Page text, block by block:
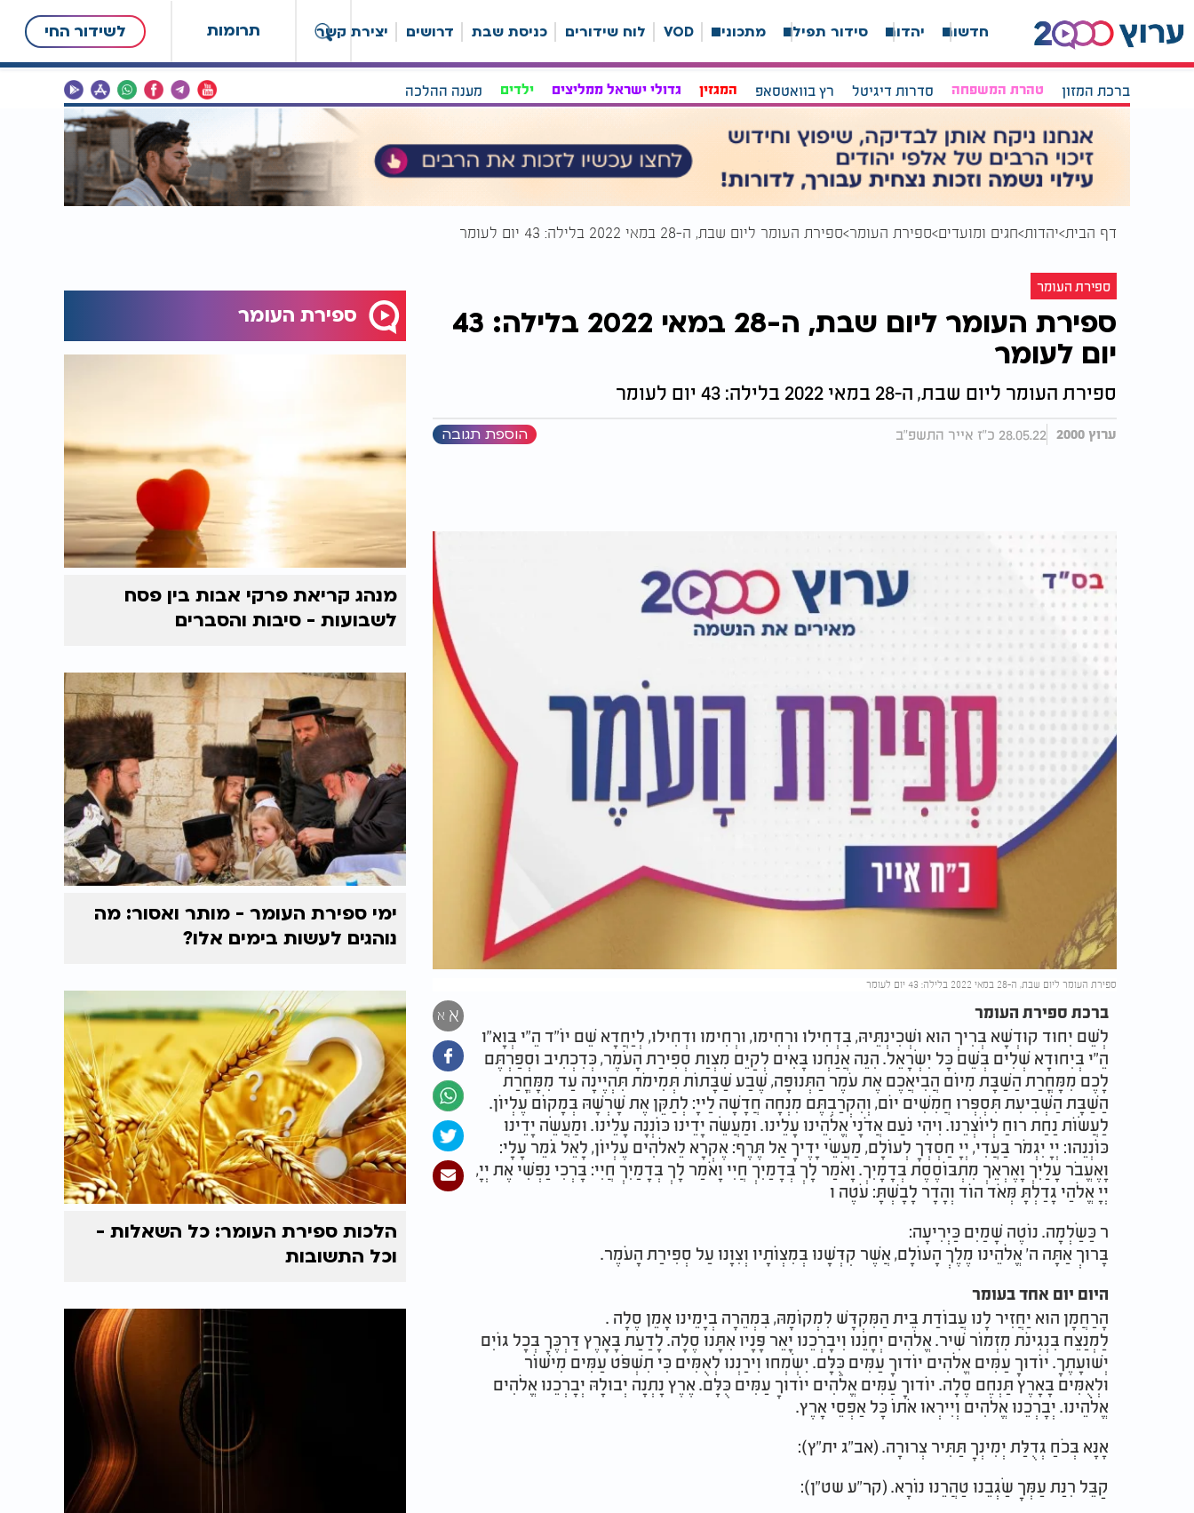
תרומות לשידור החי חדשות יהדות סידור תפילה מתכונים VOD לוח שידורים כניסת שבת דרושים יצירת קשר
ברכת המזון טהרת המשפחה סדרות דיגיטל רץ בוואטסאפ המגזין גדולי ישראל ממליצים ילדים מענה ההלכה
דף הבית יהדות חגים ומועדים ספירת העומר ספירת העומר ליום שבת, ה-28 במאי 2022 בלילה: 43 יום לעומר
ספירת העומר
ספירת העומר ליום שבת, ה-28 במאי 2022 בלילה: 43
יום לעומר
ספירת העומר ליום שבת, ה-28 במאי 2022 בלילה: 43 יום לעומר
ערוץ 2000 28.05.22 כ"ז אייר התשפ"ב הוספת תגובה
ספירת העומר ליום שבת, ה-28 במאי 2022 בלילה: 43 יום לעומר
א א ברכת ספירת העומר
לְשֵׁם יִחוּד קוּדְשָׁא בְּרִיךְ הוּא וּשְׁכִינְתֵּיהּ, בִּדְחִילוּ וּרְחִימוּ, וּרְחִימוּ וּדְחִילוּ, לְיַחֲדָא שֵׁם יוֹ"ד הֵ"י בְּוָא"ו
הֵ"י בְּיִחוּדָא שְׁלִים בְּשֵׁם כָּל יִשְׂרָאֵל. הִנֵּה אֲנַחְנוּ בָּאִים לְקַיֵּם מִצְוַת סְפִירַת הָעֹמֶר, כְּדִכְתִיב וּסְפַרְתֶּם
לָכֶם מִמָּחֳרַת הַשַּׁבָּת מִיּוֹם הֲבִיאֲכֶם אֶת עֹמֶר הַתְּנוּפָה, שֶׁבַע שַׁבָּתוֹת תְּמִימֹת תִּהְיֶינָה עַד מִמָּחֳרַת
הַשַּׁבָּת הַשְּׁבִיעִת תִּסְפְּרוּ חֲמִשִּׁים יוֹם, וְהִקְרַבְתֶּם מִנְחָה חֲדָשָׁה לַייָ: לְתַקֵּן אֶת שָׁרְשָׁהּ בְּמָקוֹם עֶלְיוֹן.
לַעֲשׂוֹת נַחַת רוּחַ לְיוֹצְרֵנוּ. וִיהִי נֹעַם אֲדֹנָי אֱלֹהֵינוּ עָלֵינוּ. וּמַעֲשֵׂה יָדֵינוּ כּוֹנְנָה עָלֵינוּ. וּמַעֲשֵׂה יָדֵינוּ
כּוֹנְנֵהוּ: יְיָ יִגְמֹר בַּעֲדִי, יְיָ חַסְדְּךָ לְעוֹלָם, מַעֲשֵׂי יָדֶיךָ אַל תֶּרֶף: אֶקְרָא לֵאלֹהִים עֶלְיוֹן, לָאֵל גֹּמֵר עָלָי:
וָאֶעֱבֹר עָלַיִךְ וָאֶרְאֵךְ מִתְבּוֹסֶסֶת בְּדָמָיִךְ. וָאֹמַר לָךְ בְּדָמַיִךְ חֲיִי וָאֹמַר לָךְ בְּדָמַיִךְ חֲיִי: בָּרְכִי נַפְשִׁי אֶת יְיָ,
יְיָ אֱלֹהַי גָּדַלְתָּ מְּאֹד הוֹד וְהָדָר לָבָשְׁתָּ: עֹטֶה ו
ֹר כַּשַּׂלְמָה. נוֹטֶה שָׁמַיִם כַּיְרִיעָה:
בָּרוּךְ אַתָּה ה' אֱלֹהֵינוּ מֶלֶךְ הָעוֹלָם, אֲשֶׁר קִדְּשָׁנוּ בְּמִצְוֹתָיו וְצִוָּנוּ עַל סְפִירַת הָעֹמֶר.
היום יום אחד בעומר
הָרַחֲמָן הוּא יַחֲזִיר לָנוּ עֲבוֹדַת בֵּית הַמִּקְדָּשׁ לִמְקוֹמָהּ, בִּמְהֵרָה בְיָמֵינוּ אָמֵן סֶלָה .
לַמְנַצֵּח בִּנְגִינֹת מִזְמוֹר שִׁיר. אֱלֹהִים יְחָנֵּנוּ וִיבָרְכֵנוּ יָאֵר פָּנָיו אִתָּנוּ סֶלָה. לָדַעַת בָּאָרֶץ דַּרְכֶּךָ בְּכָל גּוֹיִם
יְשׁוּעָתֶךָ. יוֹדוּךָ עַמִּים אֱלֹהִים יוֹדוּךָ עַמִּים כֻּלָּם. יִשְׂמְחוּ וִירַנְּנוּ לְאֻמִּים כִּי תִשְׁפֹּט עַמִּים מִישׁוֹר
וּלְאֻמִּים בָּאָרֶץ תַּנְחֵם סֶלָה. יוֹדוּךָ עַמִּים אֱלֹהִים יוֹדוּךָ עַמִּים כֻּלָּם. אֶרֶץ נָתְנָה יְבוּלָהּ יְבָרְכֵנוּ אֱלֹהִים
אֱלֹהֵינוּ. יְבָרְכֵנוּ אֱלֹהִים וְיִירְאוּ אֹתוֹ כָּל אַפְסֵי אָרֶץ.
אָנָּא בְּכֹחַ גְּדֻלַּת יְמִינְךָ תַּתִּיר צְרוּרָה. (אב"ג ית"ץ):
קַבֵּל רִנַּת עַמְּךָ שַׂגְּבֵנוּ טַהֲרֵנוּ נוֹרָא. (קר"ע שט"ן):
ספירת העומר
מנהג קריאת פרקי אבות בין פסח
לשבועות - סיבות והסברים
ימי ספירת העומר - מותר ואסור: מה
נוהגים לעשות בימים אלו?
הלכות ספירת העומר: כל השאלות -
וכל התשובות